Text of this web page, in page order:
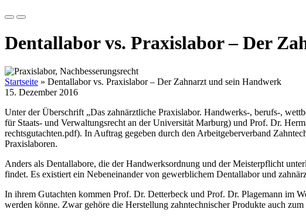
Dentallabor vs. Praxislabor – Der
Startseite » Dentallabor vs. Praxislabor – Der Zahnarzt und sein Handwerk
15. Dezember 2016
Unter der Überschrift „Das zahnärztliche Praxislabor. Handwerks-, berufs-,
für Staats- und Verwaltungsrecht an der Universität Marburg) und Prof. Dr.
rechtsgutachten.pdf). In Auftrag gegeben durch den Arbeitgeberverband
Praxislaboren.
Anders als Dentallabore, die der Handwerksordnung und der Meisterpflicht
findet. Es existiert ein Nebeneinander von gewerblichem Dentallabor und
In ihrem Gutachten kommen Prof. Dr. Detterbeck und Prof. Dr. Plagemann im
werden könne. Zwar gehöre die Herstellung zahntechnischer Produkte auch